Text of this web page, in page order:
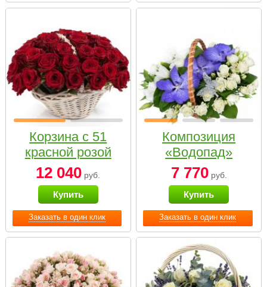
Заказать в один клик
Корзина с 51
красной розой
12 040 руб.
Купить
Заказать в один клик
Композиция
«Водопад»
7 770руб.
Купить